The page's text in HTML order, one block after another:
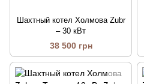
Шахтный котел Холмова Zubr
– 30 кВт
38 500 грн